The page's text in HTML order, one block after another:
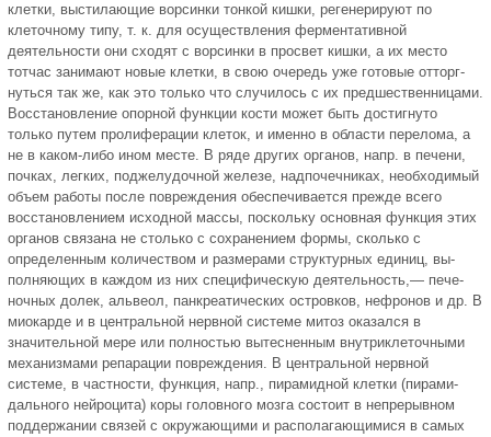
клетки, выс­тилающие ворсинки тонкой кишки, регенерируют по
клеточному типу, т. к. для осуществления фермента­тивной
деятельности они сходят с ворсинки в просвет кишки, а их ме­сто
тотчас занимают новые клетки, в свою очередь уже готовые отторг­
нуться так же, как это только что случилось с их предшественницами.
Восстановление опорной функции кости может быть достигнуто
только путем пролиферации клеток, и именно в области перелома, а
не в каком-либо ином месте. В ряде других органов, напр. в печени,
почках, легких, под­желудочной железе, надпочечниках, необходимый
объем работы после повреждения обеспечивается прежде всего
восстановлением исходной массы, поскольку основная функ­ция этих
органов связана не столько с сохранением формы, сколько с
определенным количеством и раз­мерами структурных единиц, вы­
полняющих в каждом из них спе­цифическую деятельность,— пече­
ночных долек, альвеол, панкреати­ческих островков, нефронов и др. В
миокарде и в центральной нервной системе митоз оказался в
значительной мере или полностью вытесненным внутриклеточными
ме­ханизмами репарации повреждения. В центральной нервной
системе, в частности, функция, напр., пирамидной клетки (пирами­
дального нейроцита) коры головного мозга состоит в непрерывном
поддер­жании связей с окружающими и рас­полагающимися в самых